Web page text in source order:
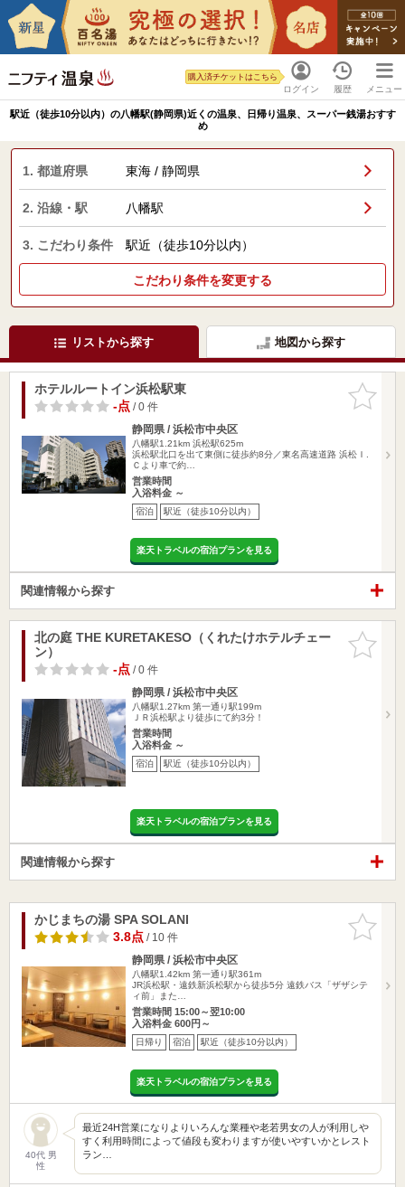
ログイン
購入済チケットはこちら
履歴 メニュー
駅近（徒歩10分以内）の八幡駅(静岡県)近くの温泉、日帰り温泉、スーパー銭湯おすす
め
1. 都道府県 東海 / 静岡県
2. 沿線・駅 八幡駅
3. こだわり条件 駅近（徒歩10分以内）
こだわり条件を変更する
リストから探す 地図から探す
お気に入
りに追加
ホテルルートイン浜松駅東
-点/ 0 件
静岡県 / 浜松市中央区
八幡駅1.21km 浜松駅625m
浜松駅北口を出て東側に徒歩約8分／東名高速道路 浜松Ｉ.
Ｃより車で約…
営業時間
入浴料金 ～
宿泊 駅近（徒歩10分以内）
楽天トラベルの宿泊プランを見る
関連情報から探す
お気に入
りに追加
北の庭 THE KURETAKESO（くれたけホテルチェー
ン）
-点/ 0 件
静岡県 / 浜松市中央区
八幡駅1.27km 第一通り駅199m
ＪＲ浜松駅より徒歩にて約3分！
営業時間
入浴料金 ～
宿泊 駅近（徒歩10分以内）
楽天トラベルの宿泊プランを見る
関連情報から探す
お気に入
りに追加
かじまちの湯 SPA SOLANI
3.8点/ 10 件
静岡県 / 浜松市中央区
八幡駅1.42km 第一通り駅361m
JR浜松駅・遠鉄新浜松駅から徒歩5分 遠鉄バス「ザザシテ
ィ前」また…
営業時間 15:00～翌10:00
入浴料金 600円～
日帰り 宿泊 駅近（徒歩10分以内）
楽天トラベルの宿泊プランを見る
40代 男
性
最近24H営業になりよりいろんな業種や老若男女の人が利用しや
すく利用時間によって値段も変わりますが使いやすいかとレスト
ラン…